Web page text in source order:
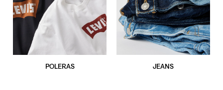
POLERAS JEANS